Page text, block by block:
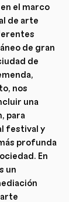
el marco
de arte
de gran
de
nos
una
para
festival y
profunda
En
un